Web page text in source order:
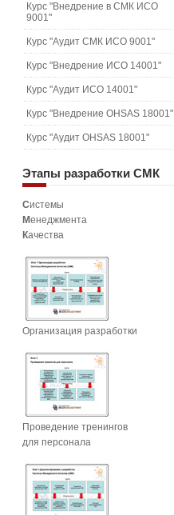
Курс "Внедрение в СМК ИСО
9001"
Курс "Аудит СМК ИСО 9001"
Курс "Внедрение ИСО 14001"
Курс "Аудит ИСО 14001"
Курс "Внедрение OHSAS 18001"
Курс "Аудит OHSAS 18001"
Этапы разработки СМК
Системы
Менеджмента
Качества
Организация разработки
Проведение тренингов
для персонала